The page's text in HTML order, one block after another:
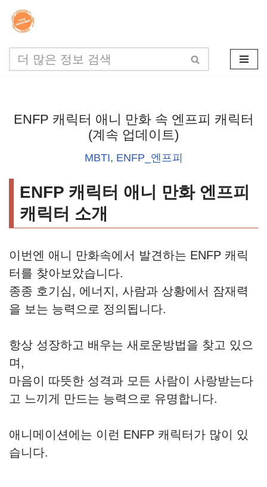
콘
텐
츠
너
ENFP 캐릭터 애니 만화 속 엔프피 캐릭터
(계속 업데이트)
MBTI, ENFP_엔프피
ENFP 캐릭터 애니 만화 엔프피
캐릭터 소개
이번엔 애니 만화속에서 발견하는 ENFP 캐릭
터를 찾아보았습니다.
종종 호기심, 에너지, 사람과 상황에서 잠재력
을 보는 능력으로 정의됩니다.
항상 성장하고 배우는 새로운방법을 찾고 있으
며,
마음이 따뜻한 성격과 모든 사람이 사랑받는다
고 느끼게 만드는 능력으로 유명합니다.
애니메이션에는 이런 ENFP 캐릭터가 많이 있
습니다.